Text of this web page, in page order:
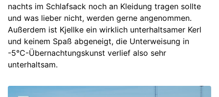
nachts im Schlafsack noch an Kleidung tragen sollte
und was lieber nicht, werden gerne angenommen.
Außerdem ist Kjellke ein wirklich unterhaltsamer Kerl
und keinem Spaß abgeneigt, die Unterweisung in
-5°C-Übernachtungskunst verlief also sehr
unterhaltsam.